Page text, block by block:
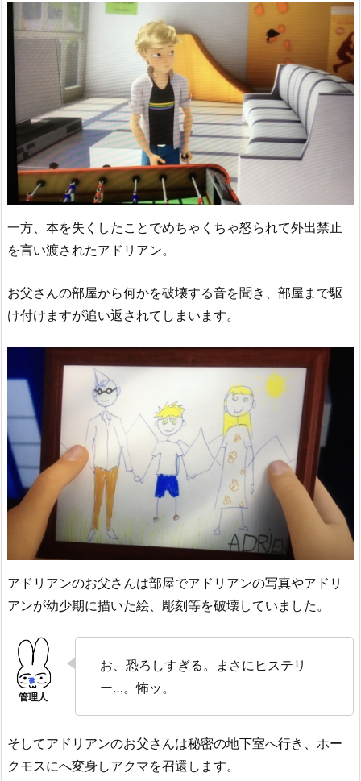
一方、本を失くしたことでめちゃくちゃ怒られて外出禁止
を言い渡されたアドリアン。
お父さんの部屋から何かを破壊する音を聞き、部屋まで駆
け付けますが追い返されてしまいます。
アドリアンのお父さんは部屋でアドリアンの写真やアドリ
アンが幼少期に描いた絵、彫刻等を破壊していました。
お、恐ろしすぎる。まさにヒステリ
ー…。怖ッ。
そしてアドリアンのお父さんは秘密の地下室へ行き、ホー
クモスにへ変身しアクマを召還します。